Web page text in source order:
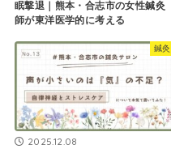
眠撃退｜熊本・合志市の女性鍼灸
師が東洋医学的に考える
鍼灸
2025.12.08